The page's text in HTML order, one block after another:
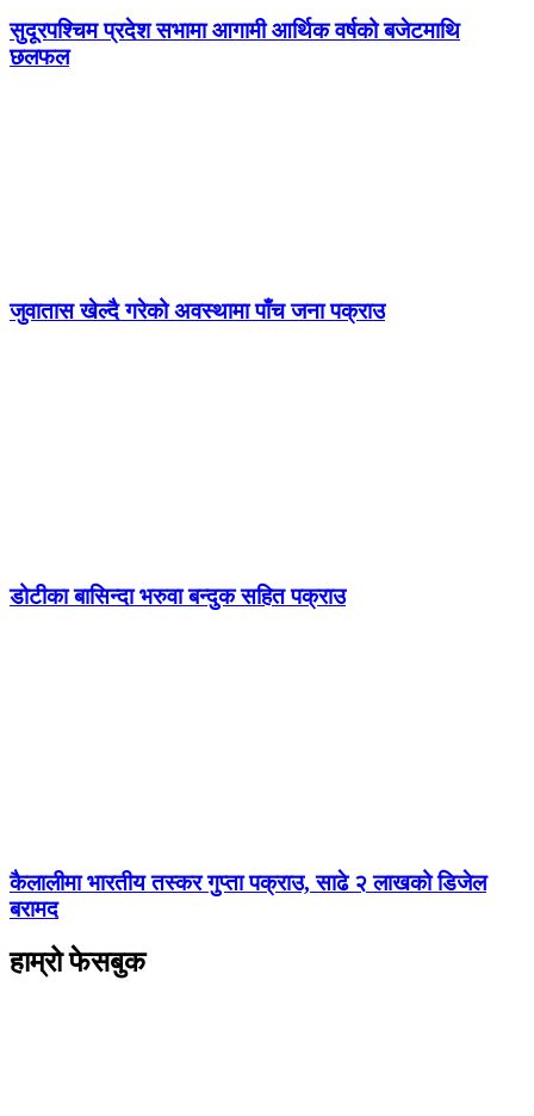
सुदूरपश्चिम प्रदेश सभामा आगामी आर्थिक वर्षको बजेटमाथि
छलफल
जुवातास खेल्दै गरेको अवस्थामा पाँच जना पक्राउ
डोटीका बासिन्दा भरुवा बन्दुक सहित पक्राउ
कैलालीमा भारतीय तस्कर गुप्ता पक्राउ, साढे २ लाखको डिजेल
बरामद
हाम्रो फेसबुक